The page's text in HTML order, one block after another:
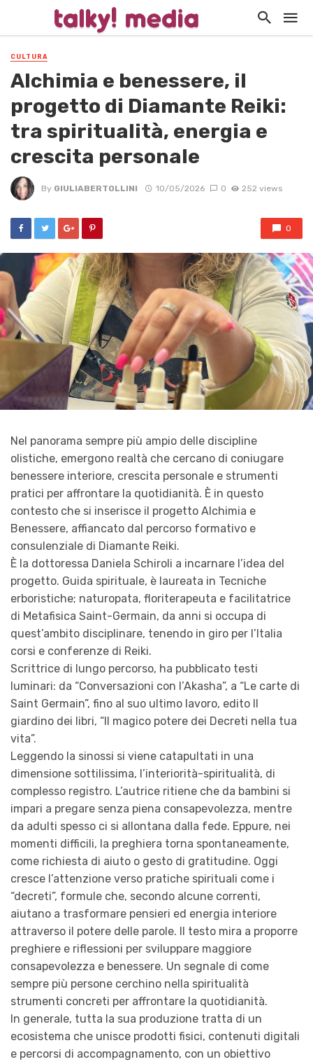
CULTURA
Alchimia e benessere, il
progetto di Diamante Reiki:
tra spiritualità, energia e
crescita personale
By GIULIABERTOLLINI 10/05/2026 0 252 views
0
Nel panorama sempre più ampio delle discipline
olistiche, emergono realtà che cercano di coniugare
benessere interiore, crescita personale e strumenti
pratici per affrontare la quotidianità. È in questo
contesto che si inserisce il progetto Alchimia e
Benessere, affiancato dal percorso formativo e
consulenziale di Diamante Reiki.
È la dottoressa Daniela Schiroli a incarnare l’idea del
progetto. Guida spirituale, è laureata in Tecniche
erboristiche; naturopata, floriterapeuta e facilitatrice
di Metafisica Saint-Germain, da anni si occupa di
quest’ambito disciplinare, tenendo in giro per l’Italia
corsi e conferenze di Reiki.
Scrittrice di lungo percorso, ha pubblicato testi
luminari: da “Conversazioni con l’Akasha”, a “Le carte di
Saint Germain”, fino al suo ultimo lavoro, edito Il
giardino dei libri, “Il magico potere dei Decreti nella tua
vita”.
Leggendo la sinossi si viene catapultati in una
dimensione sottilissima, l’interiorità-spiritualità, di
complesso registro. L’autrice ritiene che da bambini si
impari a pregare senza piena consapevolezza, mentre
da adulti spesso ci si allontana dalla fede. Eppure, nei
momenti difficili, la preghiera torna spontaneamente,
come richiesta di aiuto o gesto di gratitudine. Oggi
cresce l’attenzione verso pratiche spirituali come i
“decreti”, formule che, secondo alcune correnti,
aiutano a trasformare pensieri ed energia interiore
attraverso il potere delle parole. Il testo mira a proporre
preghiere e riflessioni per sviluppare maggiore
consapevolezza e benessere. Un segnale di come
sempre più persone cerchino nella spiritualità
strumenti concreti per affrontare la quotidianità.
In generale, tutta la sua produzione tratta di un
ecosistema che unisce prodotti fisici, contenuti digitali
e percorsi di accompagnamento, con un obiettivo